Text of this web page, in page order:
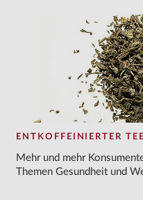
​ENTKOFFEINIERTER TEE
Mehr und mehr
Themen Gesundheit und